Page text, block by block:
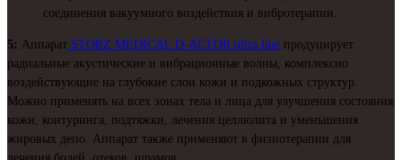
соединения вакуумного воздействия и вибротерапии.
5: Аппарат STORZ MEDICAL D-ACTOR ultra line продуцирует
радиальные акустические и вибрационные волны, комплексно
воздействующие на глубокие слои кожи и подкожных структур.
Можно применять на всех зонах тела и лица для улучшения состояния
кожи, контуринга, подтяжки, лечения целлюлита и уменьшения
жировых депо. Аппарат также применяют в физиотерапии для